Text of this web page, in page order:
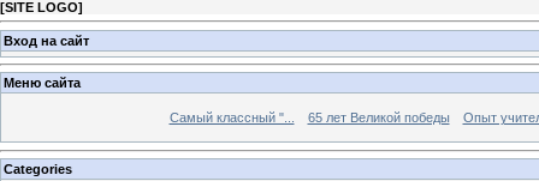
[SITE LOGO]
Вход на сайт
Меню сайта
Самый классный "... 65 лет Великой победы Опыт
Categories